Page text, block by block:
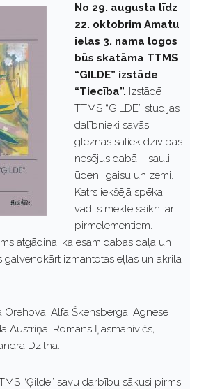
No 29. augusta līdz
22. oktobrim Amatu
ielas 3. nama logos
būs skatāma TTMS
“GILDE” izstāde
“Tiecība”. Izstādē
TTMS “GILDE” studijas
dalībnieki savās
gleznās satiek dzīvības
nesējus dabā – sauli,
ūdeni, gaisu un zemi.
Katrs iekšējā spēka
vadīts meklē saikni ar
pirmelementiem.
atgādina, ka esam dabas daļa un
galvenokārt izmantotas eļļas un akrila
Orehova, Alfa Škensberga, Agnese
Austriņa, Romāns Ļasmanivičs,
Dzilna.
“Ģilde” savu darbību sākusi pirms